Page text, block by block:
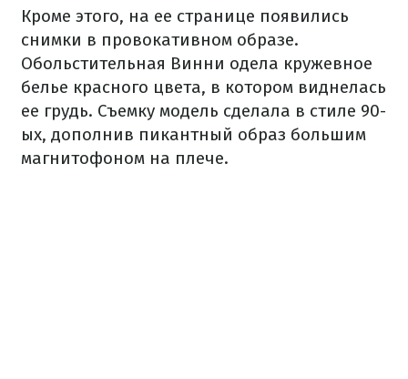
Кроме этого, на ее странице появились
снимки в провокативном образе.
Обольстительная Винни одела кружевное
белье красного цвета, в котором виднелась
ее грудь. Съемку модель сделала в стиле 90-
ых, дополнив пикантный образ большим
магнитофоном на плече.